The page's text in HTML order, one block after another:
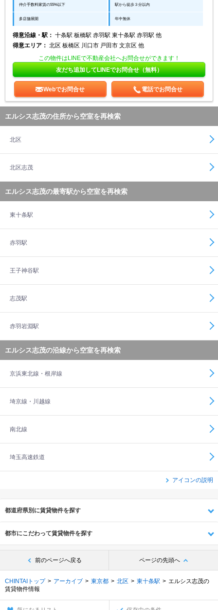
仲介手数料家賃の55%以下 駅から徒歩３分以内
多店舗展開 年中無休
得意沿線・駅： 十条駅 板橋駅 赤羽駅 東十条駅 赤羽駅 他
得意エリア： 北区 板橋区 川口市 戸田市 文京区 他
この物件はLINEで不動産会社へお問合せができます！
友だち追加してLINEでお問合せ（無料）
Webでお問合せ 電話でお問合せ
エルシス志茂の住所から空室を再検索
北区
北区志茂
エルシス志茂の最寄駅から空室を再検索
東十条駅
赤羽駅
王子神谷駅
志茂駅
赤羽岩淵駅
エルシス志茂の沿線から空室を再検索
京浜東北線・根岸線
埼京線・川越線
南北線
埼玉高速鉄道
アイコンの説明
都道府県別に賃貸物件を探す
都市にこだわって賃貸物件を探す
前のページへ戻る ページの先頭へ
CHINTAIトップ アーカイブ 東京都 北区 東十条駅
エルシス志茂の
賃貸物件情報